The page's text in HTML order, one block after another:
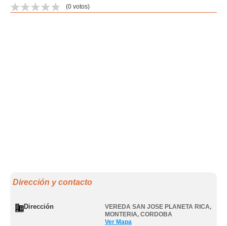
(0 votos)
Dirección y contacto
Dirección VEREDA SAN JOSE PLANETA RICA,
MONTERIA, CORDOBA
Ver Mapa